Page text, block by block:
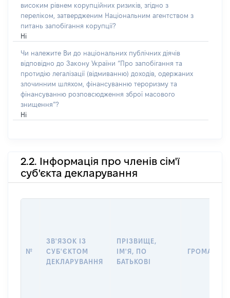
високим рівнем корупційних ризиків, згідно з
переліком, затвердженим Національним агентством з
питань запобігання корупції?
Ні
Чи належите Ви до національних публічних діячів
відповідно до Закону України “Про запобігання та
протидію легалізації (відмиванню) доходів, одержаних
злочинним шляхом, фінансуванню тероризму та
фінансуванню розповсюдження зброї масового
знищення”?
Ні
2.2. Інформація про членів сім'ї
суб'єкта декларування
№
ЗВ'ЯЗОК ІЗ
СУБ'ЄКТОМ
ДЕКЛАРУВАННЯ
ПРІЗВИЩЕ,
ІМ'Я, ПО
БАТЬКОВІ